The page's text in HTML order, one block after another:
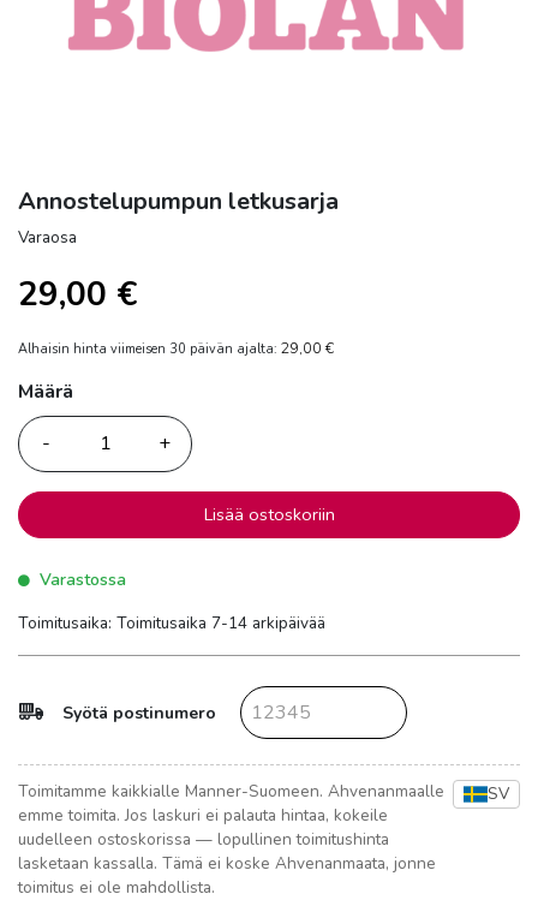
Annostelupumpun letkusarja
Varaosa
29,00 €
Alhaisin hinta viimeisen 30 päivän ajalta: 29,00€
Määrä
Määrä
Lisää ostoskoriin
Varastossa
Toimitusaika: Toimitusaika 7-14 arkipäivää
Syötä postinumero
Toimitamme kaikkialle Manner-Suomeen. Ahvenanmaalle
emme toimita. Jos laskuri ei palauta hintaa, kokeile
uudelleen ostoskorissa — lopullinen toimitushinta
lasketaan kassalla. Tämä ei koske Ahvenanmaata, jonne
toimitus ei ole mahdollista.
SV